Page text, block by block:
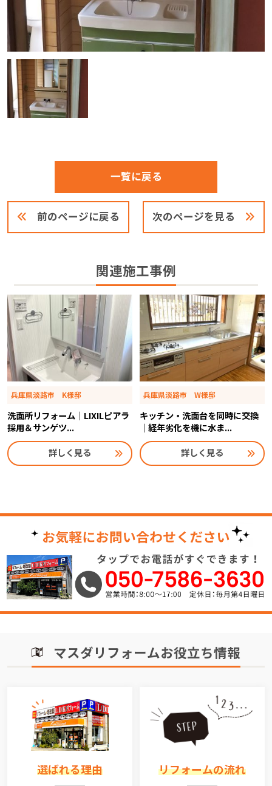
前のページに戻る
一覧に戻る
次のページを見る
関連施工事例
兵庫県淡路市 K様邸
洗面所リフォーム｜LIXILピアラ
採用＆サンゲツ...
詳しく見る
兵庫県淡路市 W様邸
キッチン・洗面台を同時に交換
｜経年劣化を機に水ま...
詳しく見る
マスダリフォームお役立ち情報
選ばれる理由 リフォームの流れ